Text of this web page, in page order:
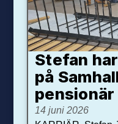
Stefan
på
pensionär
14 juni 2026